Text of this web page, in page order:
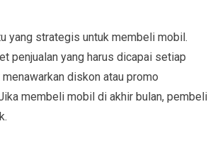
yang strategis untuk membeli mobil.
penjualan yang harus dicapai setiap
diskon atau promo
membeli mobil di akhir bulan, pembeli